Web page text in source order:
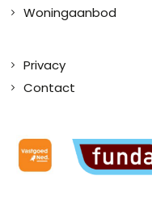
Woningaanbod
Privacy
Contact